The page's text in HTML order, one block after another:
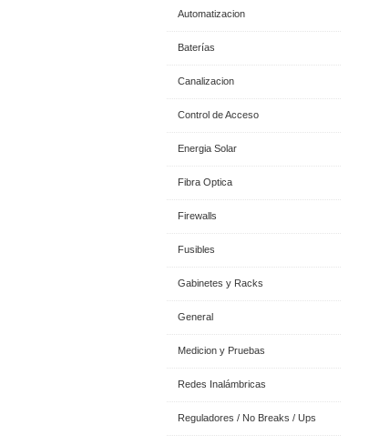
Automatizacion
Baterías
Canalizacion
Control de Acceso
Energia Solar
Fibra Optica
Firewalls
Fusibles
Gabinetes y Racks
General
Medicion y Pruebas
Redes Inalámbricas
Reguladores / No Breaks / Ups